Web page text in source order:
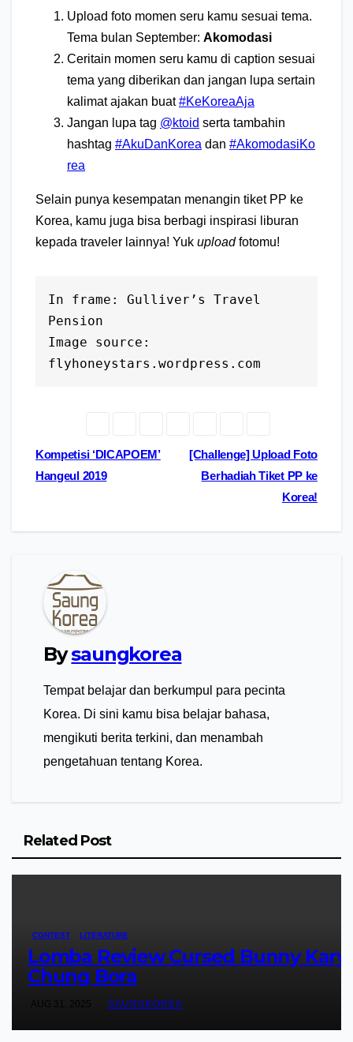
Upload foto momen seru kamu sesuai tema.
Tema bulan September: Akomodasi⁣
Ceritain momen seru kamu di caption sesuai
tema yang diberikan dan jangan lupa sertain
kalimat ajakan buat#KeKoreaAja
Jangan lupa tag @ktoid serta tambahin
hashtag #AkuDanKorea dan #AkomodasiKo
rea
Selain punya kesempatan menangin tiket PP ke
Korea, kamu juga bisa berbagi inspirasi liburan
kepada traveler lainnya! Yuk uploadfotomu!
⁣In frame: Gulliver’s Travel
Pension⁣
Image source:
Post
navigation
[Challenge] Upload Foto
Berhadiah Tiket PP ke
Korea!
Kompetisi ‘DICAPOEM’
Hangeul 2019
Bysaungkorea
Tempat belajar dan berkumpul para pecinta
Korea. Di sini kamu bisa belajar bahasa,
mengikuti berita terkini, dan menambah
pengetahuan tentang Korea.
Related Post
CONTEST LITERATURE
Lomba Review Cursed Bunny
Chung Bora
SAUNGKOREA